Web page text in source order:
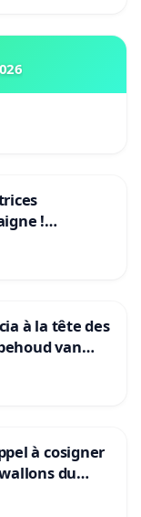
!
à la tête des
van
à cosigner
du